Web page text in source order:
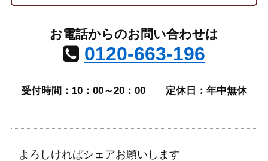
お電話からのお問い合わせは
0120-663-196
受付時間：10：00～20：00 定休日：年中無休
よろしければシェアお願いします